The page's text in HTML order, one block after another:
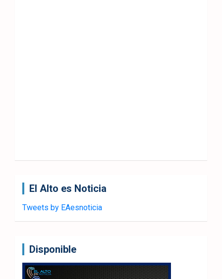
El Alto es Noticia
Tweets by EAesnoticia
Disponible